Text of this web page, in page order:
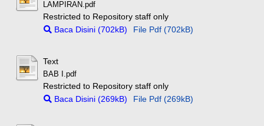
LAMPIRAN.pdf
Restricted to Repository staff only
Baca Disini (702kB)
File Pdf (702kB)
Text
BAB I.pdf
Restricted to Repository staff only
Baca Disini (269kB)
File Pdf (269kB)